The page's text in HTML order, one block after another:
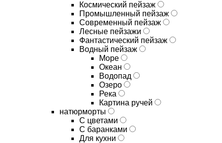
Космический пейзаж
Промышленный пейзаж
Современный пейзаж
Лесные пейзажи
Фантастический пейзаж
Водный пейзаж
Море
Океан
Водопад
Озеро
Река
Картина ручей
натюрморты
С цветами
С баранками
Для кухни